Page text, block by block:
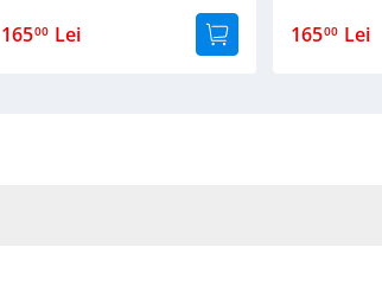
16500 Lei 16500 Lei